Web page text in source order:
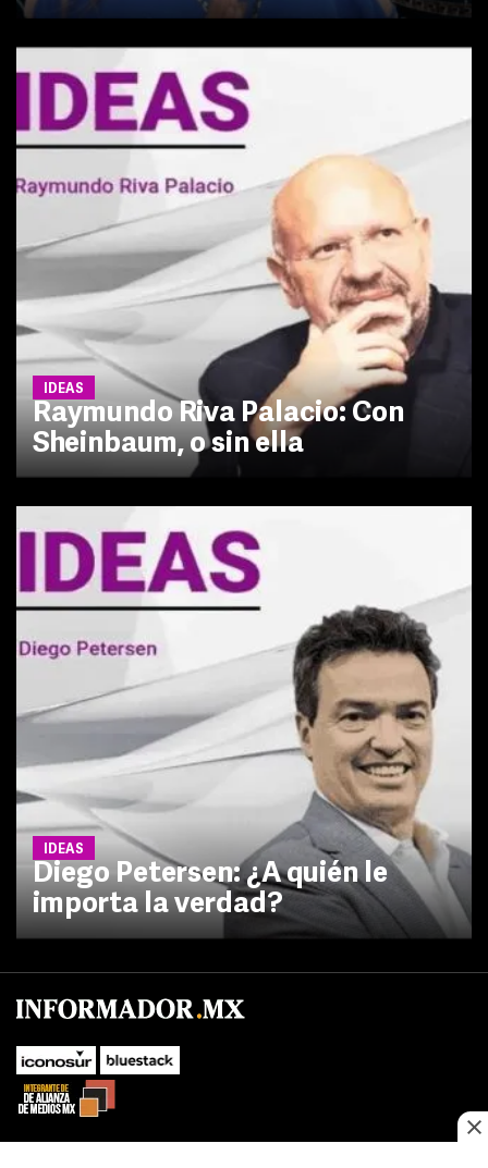
IDEAS
Raymundo Riva Palacio: Con
Sheinbaum, o sin ella
IDEAS
Diego Petersen: ¿A quién le
importa la verdad?